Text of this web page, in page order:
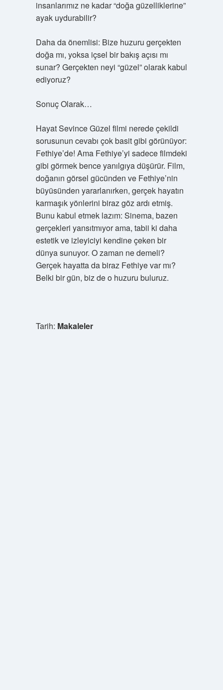
insanlarımız ne kadar “doğa güzelliklerine”
ayak uydurabilir?
Daha da önemlisi: Bize huzuru gerçekten
doğa mı, yoksa içsel bir bakış açısı mı
sunar? Gerçekten neyi “güzel” olarak kabul
ediyoruz?
Sonuç Olarak…
Hayat Sevince Güzel filmi nerede çekildi
sorusunun cevabı çok basit gibi görünüyor:
Fethiye’de! Ama Fethiye’yi sadece filmdeki
gibi görmek bence yanılgıya düşürür. Film,
doğanın görsel gücünden ve Fethiye’nin
büyüsünden yararlanırken, gerçek hayatın
karmaşık yönlerini biraz göz ardı etmiş.
Bunu kabul etmek lazım: Sinema, bazen
gerçekleri yansıtmıyor ama, tabii ki daha
estetik ve izleyiciyi kendine çeken bir
dünya sunuyor. O zaman ne demeli?
Gerçek hayatta da biraz Fethiye var mı?
Belki bir gün, biz de o huzuru buluruz.
Tarih: Makaleler